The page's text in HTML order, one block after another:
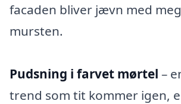
facaden bliver jævn med
mursten.
Pudsning i farvet mørtel –
trend som tit kommer igen,